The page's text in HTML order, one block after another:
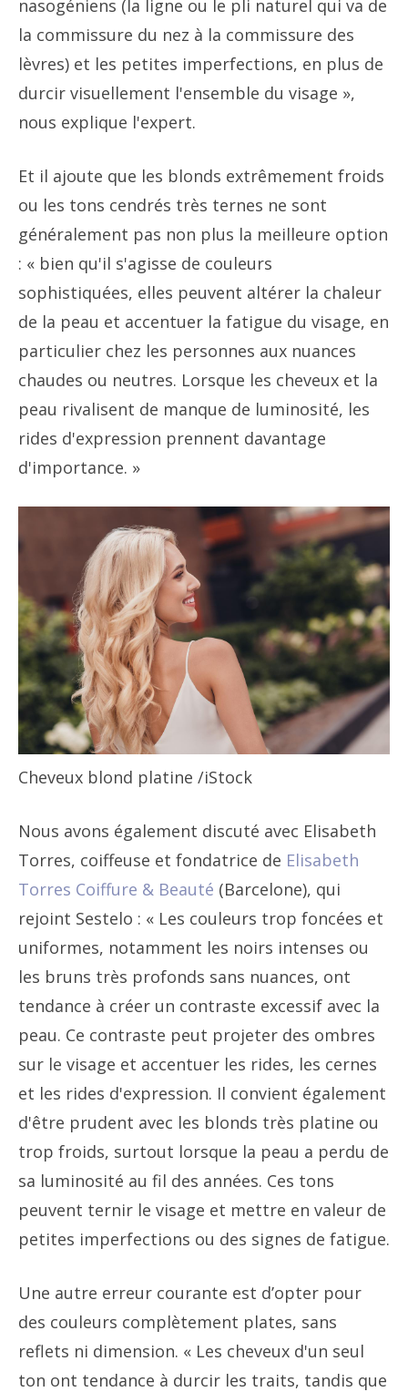
nasogéniens (la ligne ou le pli naturel qui va de
la commissure du nez à la commissure des
lèvres) et les petites imperfections, en plus de
durcir visuellement l'ensemble du visage »,
nous explique l'expert.
Et il ajoute que les blonds extrêmement froids
ou les tons cendrés très ternes ne sont
généralement pas non plus la meilleure option
: « bien qu'il s'agisse de couleurs
sophistiquées, elles peuvent altérer la chaleur
de la peau et accentuer la fatigue du visage, en
particulier chez les personnes aux nuances
chaudes ou neutres. Lorsque les cheveux et la
peau rivalisent de manque de luminosité, les
rides d'expression prennent davantage
d'importance. »
Cheveux blond platine /iStock
Nous avons également discuté avec Elisabeth
Torres, coiffeuse et fondatrice de Elisabeth
Torres Coiffure & Beauté (Barcelone), qui
rejoint Sestelo : « Les couleurs trop foncées et
uniformes, notamment les noirs intenses ou
les bruns très profonds sans nuances, ont
tendance à créer un contraste excessif avec la
peau. Ce contraste peut projeter des ombres
sur le visage et accentuer les rides, les cernes
et les rides d'expression. Il convient également
d'être prudent avec les blonds très platine ou
trop froids, surtout lorsque la peau a perdu de
sa luminosité au fil des années. Ces tons
peuvent ternir le visage et mettre en valeur de
petites imperfections ou des signes de fatigue.
Une autre erreur courante est d’opter pour
des couleurs complètement plates, sans
reflets ni dimension. « Les cheveux d'un seul
ton ont tendance à durcir les traits, tandis que